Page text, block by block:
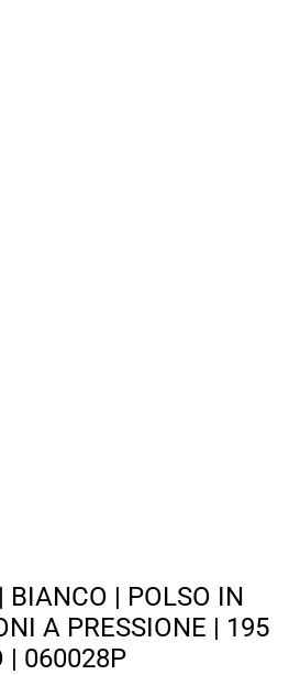
| POLSO IN
A PRESSIONE | 195
| 060028P